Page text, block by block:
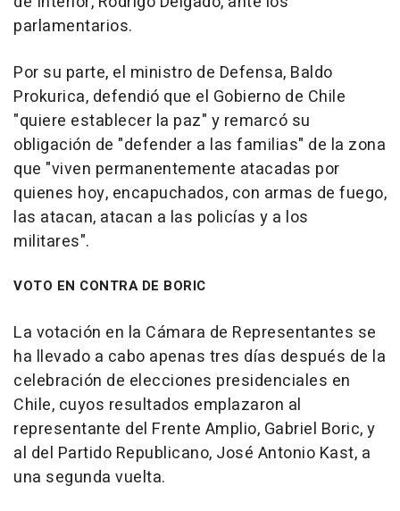
parlamentarios.
Por su parte, el ministro de Defensa, Baldo
Prokurica, defendió que el Gobierno de Chile
"quiere establecer la paz" y remarcó su
obligación de "defender a las familias" de la zona
que "viven permanentemente atacadas por
quienes hoy, encapuchados, con armas de fuego,
las atacan, atacan a las policías y a los
militares".
VOTO EN CONTRA DE BORIC
La votación en la Cámara de Representantes se
ha llevado a cabo apenas tres días después de la
celebración de elecciones presidenciales en
Chile, cuyos resultados emplazaron al
representante del Frente Amplio, Gabriel Boric, y
al del Partido Republicano, José Antonio Kast, a
una segunda vuelta.